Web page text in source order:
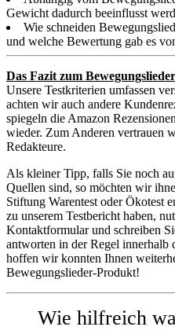
Gewicht dadurch beeinflusst
Wie schneiden
und welche Bewertung gab es
Das Fazit zum
Unsere Testkriterien umfassen
achten wir auch andere
spiegeln die Amazon
wieder. Zum Anderen vertrauen
Redakteure.
Als kleiner Tipp, falls Sie noch
Quellen sind, so möchten wir
Stiftung Warentest oder Ökotest
zu unserem Testbericht haben,
Kontaktformular und schreiben
antworten in der Regel innerhalb
hoffen wir konnten Ihnen
Bewegungslieder-Produkt!
Wie hilfreich